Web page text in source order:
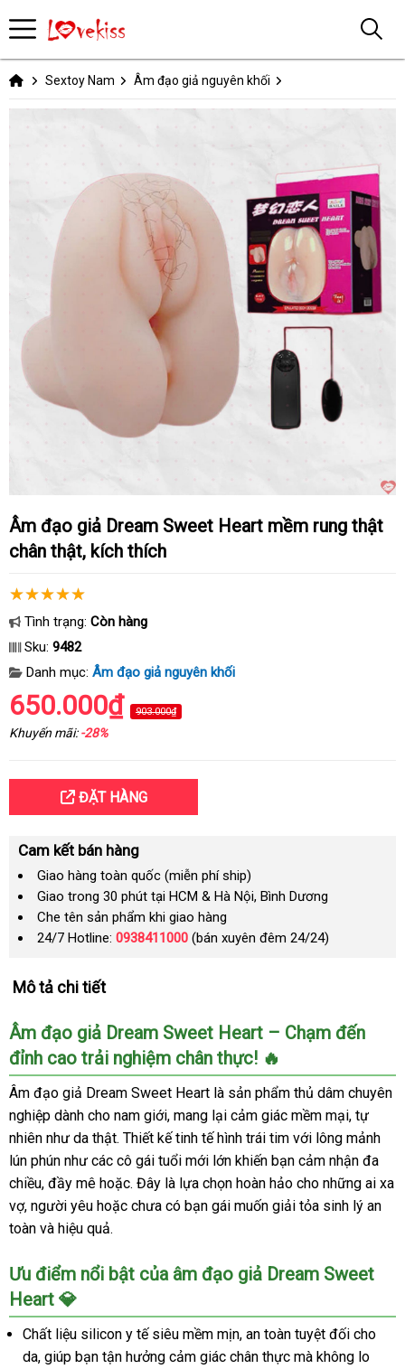
Sextoy Nam Âm đạo giả nguyên khối
Âm đạo giả Dream Sweet Heart mềm rung thật
chân thật, kích thích
Tình trạng: Còn hàng
Sku: 9482
Danh mục: Âm đạo giả nguyên khối
650.000₫ 903.000₫
Khuyến mãi:-28%
ĐẶT HÀNG
Cam kết bán hàng
Giao hàng toàn quốc (miễn phí ship)
Giao trong 30 phút tại HCM & Hà Nội, Bình Dương
Che tên sản phẩm khi giao hàng
24/7 Hotline: 0938411000 (bán xuyên đêm 24/24)
Mô tả chi tiết
Âm đạo giả Dream Sweet Heart – Chạm đến
đỉnh cao trải nghiệm chân thực! 🔥
Âm đạo giả Dream Sweet Heart là sản phẩm thủ dâm chuyên
nghiệp dành cho nam giới, mang lại cảm giác mềm mại, tự
nhiên như da thật. Thiết kế tinh tế hình trái tim với lông mảnh
lún phún như các cô gái tuổi mới lớn khiến bạn cảm nhận đa
chiều, đầy mê hoặc. Đây là lựa chọn hoàn hảo cho những ai xa
vợ, người yêu hoặc chưa có bạn gái muốn giải tỏa sinh lý an
toàn và hiệu quả.
Ưu điểm nổi bật của âm đạo giả Dream Sweet
Heart 💎
Chất liệu silicon y tế siêu mềm mịn, an toàn tuyệt đối cho
da, giúp bạn tận hưởng cảm giác chân thực mà không lo